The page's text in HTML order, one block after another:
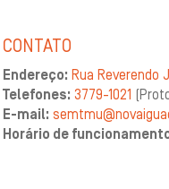
CONTATO
Endereço: Rua Reverendo
Telefones: 3779-1021
E-mail:
Horário de